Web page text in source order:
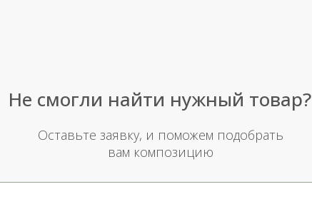
Не смогли найти нужный товар?
Оставьте заявку, и поможем подобрать
вам композицию